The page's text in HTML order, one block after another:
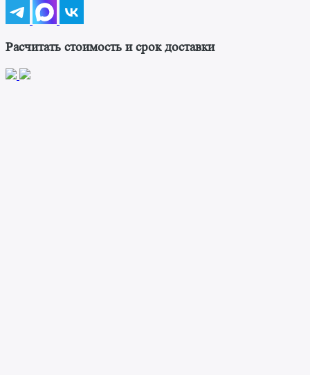
Расчитать стоимость и срок доставки